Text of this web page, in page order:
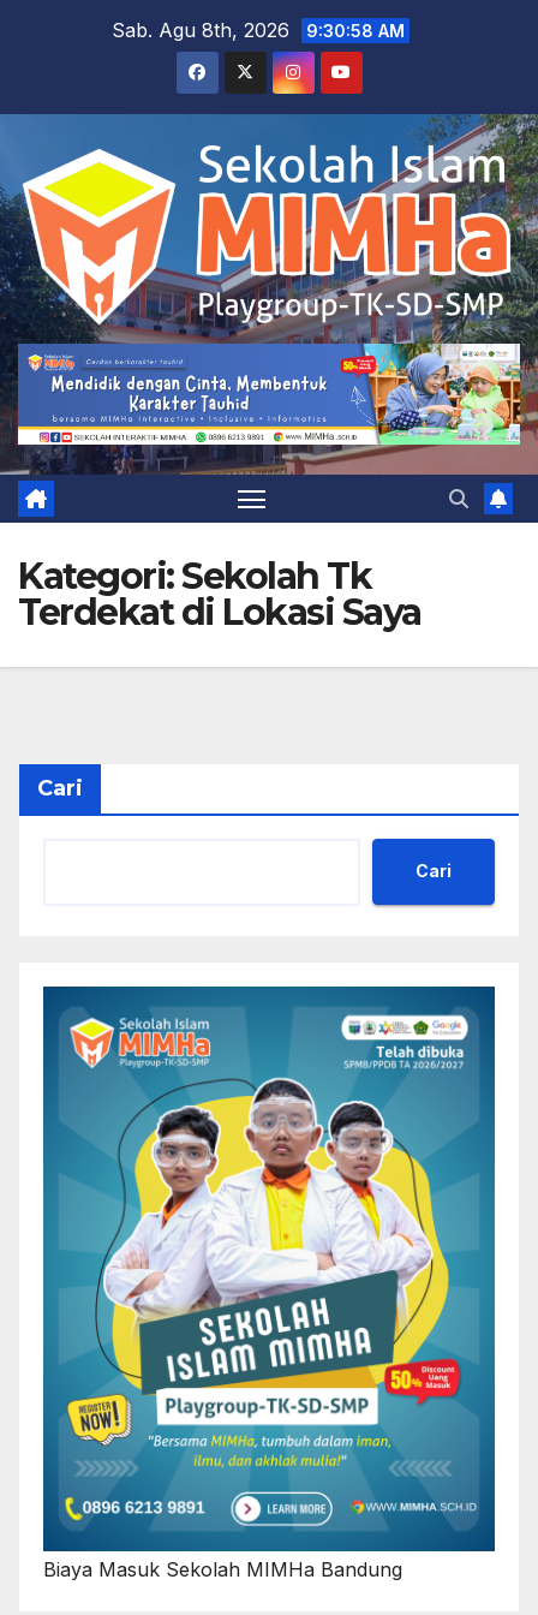
Sab. Agu 8th, 2026 9:31:00 AM
Kategori:Sekolah Tk
Terdekat di Lokasi Saya
Cari
Cari
Biaya Masuk Sekolah MIMHa Bandung